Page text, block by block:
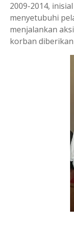
2009-2014,
menyetubuhi
menjalankan
korban